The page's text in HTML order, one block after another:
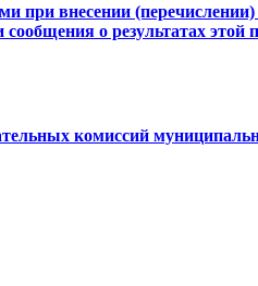
при внесении
о результатах
комиссий